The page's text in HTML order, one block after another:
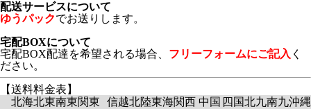
配送サービスについて
ゆうパックでお送りします。
宅配BOXについて
宅配BOX配達を希望される場合、 フリーフォームにご記入 く
ださい。
【送料料金表】
北海北東南東関東 信越北陸東海関西 中国 四国北九南九沖縄